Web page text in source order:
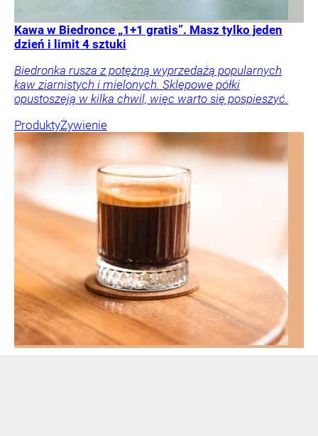
Kawa w Biedronce „1+1 gratis”. Masz tylko jeden
dzień i limit 4 sztuki
Biedronka rusza z potężną wyprzedażą popularnych
kaw ziarnistych i mielonych. Sklepowe półki
opustoszeją w kilka chwil, więc warto się pospieszyć.
ProduktyŻywienie